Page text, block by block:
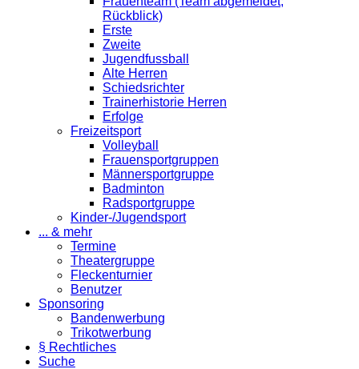
Rückblick)
Erste
Zweite
Jugendfussball
Alte Herren
Schiedsrichter
Trainerhistorie Herren
Erfolge
Freizeitsport
Volleyball
Frauensportgruppen
Männersportgruppe
Badminton
Radsportgruppe
Kinder-/Jugendsport
... & mehr
Termine
Theatergruppe
Fleckenturnier
Benutzer
Sponsoring
Bandenwerbung
Trikotwerbung
§ Rechtliches
Suche